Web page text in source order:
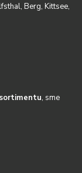
Berg, Kittsee,
, sme